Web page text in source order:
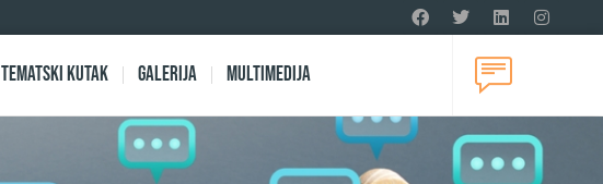
Tematski kutak Galerija Multimedija